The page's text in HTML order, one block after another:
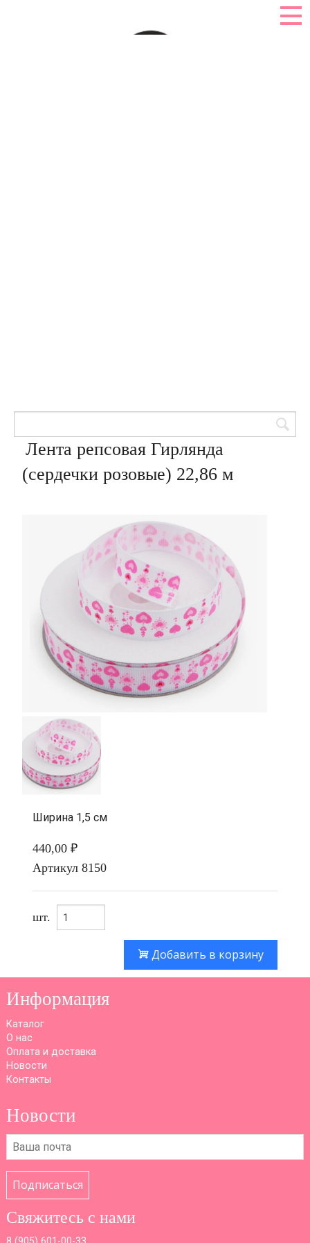
Лента репсовая Гирлянда
(сердечки розовые) 22,86 м
Ширина 1,5 см
440,00 ₽
Артикул 8150
шт.
Добавить в корзину
Информация
Каталог
О нас
Оплата и доставка
Новости
Контакты
Новости
Подписаться
Свяжитесь с нами